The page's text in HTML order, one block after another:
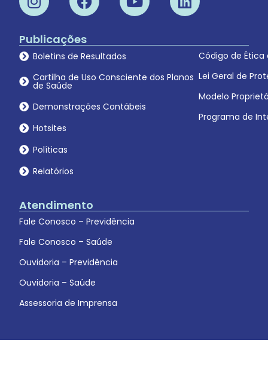
Publicações
Boletins de Resultados
Cartilha de Uso Consciente dos Planos
de Saúde
Demonstrações Contábeis
Hotsites
Políticas
Relatórios
Código de
Lei Geral de
Modelo
Programa de
Atendimento
Fale Conosco – Previdência
Fale Conosco – Saúde
Ouvidoria – Previdência
Ouvidoria – Saúde
Assessoria de Imprensa